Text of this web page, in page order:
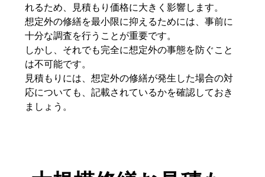
れるため、見積もり価格に大きく影響します。
想定外の修繕を最小限に抑えるためには、事前に
十分な調査を行うことが重要です。
しかし、それでも完全に想定外の事態を防ぐこと
は不可能です。
見積もりには、想定外の修繕が発生した場合の対
応についても、記載されているかを確認しておき
ましょう。